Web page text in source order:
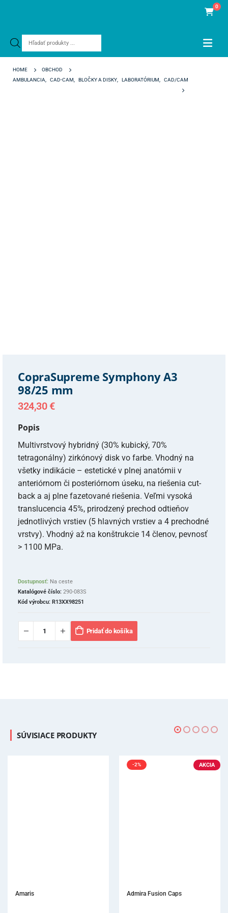
Products
0
HOME
OBCHOD
AMBULANCIA
CAD-CAM BLOČKY A DISKY LABORATÓRIUM CAD/CAM
CopraSupreme Symphony A3
98/25 mm
324,30 €
Popis
Multivrstvový hybridný (30% kubický, 70%
tetragonálny) zirkónový disk vo farbe. Vhodný na
všetky indikácie – estetické v plnej anatómii v
anteriórnom či posteriórnom úseku, na riešenia cut-
back a aj plne fazetované riešenia. Veľmi vysoká
translucencia 45%, prirodzený prechod odtieňov
jednotlivých vrstiev (5 hlavných vrstiev a 4 prechodné
vrstvy). Vhodný až na konštrukcie 14 členov, pevnosť
> 1100 MPa.
Dostupnosť: Na ceste
Katalógové číslo: 290-083S
Kód výrobcu: R13XX98251
Pridať do košíka
SÚVISIACE PRODUKTY
Amaris
AKCIA
-2%
Admira Fusion Caps